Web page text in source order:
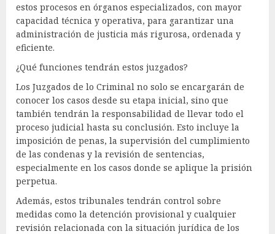
estos procesos en órganos especializados, con mayor
capacidad técnica y operativa, para garantizar una
administración de justicia más rigurosa, ordenada y
eficiente.
¿Qué funciones tendrán estos juzgados?
Los Juzgados de lo Criminal no solo se encargarán de
conocer los casos desde su etapa inicial, sino que
también tendrán la responsabilidad de llevar todo el
proceso judicial hasta su conclusión. Esto incluye la
imposición de penas, la supervisión del cumplimiento
de las condenas y la revisión de sentencias,
especialmente en los casos donde se aplique la prisión
perpetua.
Además, estos tribunales tendrán control sobre
medidas como la detención provisional y cualquier
revisión relacionada con la situación jurídica de los